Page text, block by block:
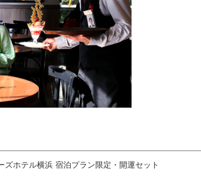
ホテル横浜 宿泊プラン限定・開運セット